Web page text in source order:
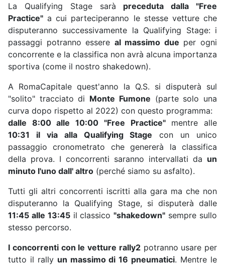
La Qualifying Stage sarà preceduta dalla "Free
Practice" a cui parteciperanno le stesse vetture che
disputeranno successivamente la Qualifying Stage: i
passaggi potranno essere al massimo due per ogni
concorrente e la classifica non avrà alcuna importanza
sportiva (come il nostro shakedown).
A RomaCapitale quest'anno la Q.S. si disputerà sul
"solito" tracciato di Monte Fumone (parte solo una
curva dopo rispetto al 2022) con questo programma:
dalle 8:00 alle 10:00 "Free Practice"mentre alle
10:31 il via alla Qualifying Stage con un unico
passaggio cronometrato che genererà la classifica
della prova. I concorrenti saranno intervallati da un
minuto l'uno dall' altro (perché siamo su asfalto).
Tutti gli altri concorrenti iscritti alla gara ma che non
disputeranno la Qualifying Stage, si disputerà dalle
11:45 alle 13:45il classico"shakedown" sempre sullo
stesso percorso.
I concorrenti con le vetture rally2potranno usare per
tutto il rally un massimo di 16 pneumatici. Mentre le